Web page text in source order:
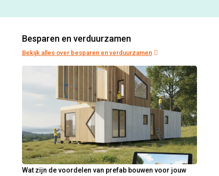
Besparen en verduurzamen
Bekijk alles over besparen en verduurzamen
Wat zijn de voordelen van prefab bouwen voor jouw